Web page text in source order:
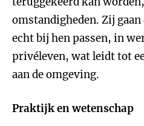
omstandigheden. Zij
echt bij hen passen, in
privéleven, wat leidt tot
aan de omgeving.
Praktijk en wetenschap